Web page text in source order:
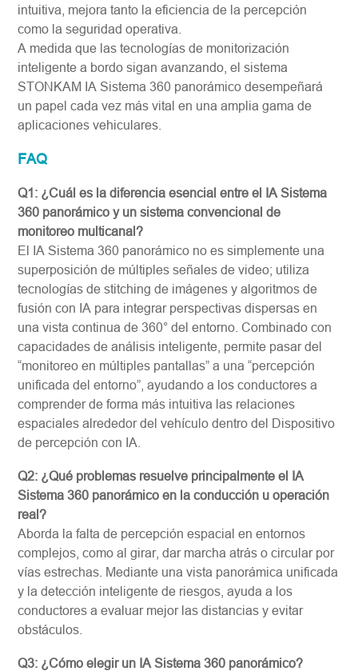
intuitiva, mejora tanto la eficiencia de la percepción
como la seguridad operativa.
A medida que las tecnologías de monitorización
inteligente a bordo sigan avanzando, el sistema
STONKAM IA Sistema 360 panorámico desempeñará
un papel cada vez más vital en una amplia gama de
aplicaciones vehiculares.
FAQ
Q1: ¿Cuál es la diferencia esencial entre el IA Sistema
360 panorámico y un sistema convencional de
monitoreo multicanal?
El IA Sistema 360 panorámico no es simplemente una
superposición de múltiples señales de video; utiliza
tecnologías de stitching de imágenes y algoritmos de
fusión con IA para integrar perspectivas dispersas en
una vista continua de 360° del entorno. Combinado con
capacidades de análisis inteligente, permite pasar del
“monitoreo en múltiples pantallas” a una “percepción
unificada del entorno”, ayudando a los conductores a
comprender de forma más intuitiva las relaciones
espaciales alrededor del vehículo dentro del Dispositivo
de percepción con IA.
Q2: ¿Qué problemas resuelve principalmente el IA
Sistema 360 panorámico en la conducción u operación
real?
Aborda la falta de percepción espacial en entornos
complejos, como al girar, dar marcha atrás o circular por
vías estrechas. Mediante una vista panorámica unificada
y la detección inteligente de riesgos, ayuda a los
conductores a evaluar mejor las distancias y evitar
obstáculos.
Q3: ¿Cómo elegir un IA Sistema 360 panorámico?